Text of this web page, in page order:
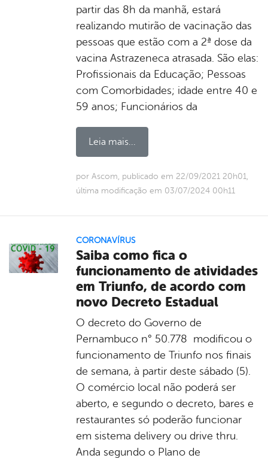
partir das 8h da manhã, estará
realizando mutirão de vacinação das
pessoas que estão com a 2ª dose da
vacina Astrazeneca atrasada. São elas:
Profissionais da Educação; Pessoas
com Comorbidades; idade entre 40 e
59 anos; Funcionários da
Leia mais...
por Ascom, publicado em 22/09/2021 20h01,
última modificação em 03/07/2024 00h11
CORONAVÍRUS
Saiba como fica o
funcionamento de atividades
em Triunfo, de acordo com
novo Decreto Estadual
O decreto do Governo de
Pernambuco n° 50.778 modificou o
funcionamento de Triunfo nos finais
de semana, à partir deste sábado (5).
O comércio local não poderá ser
aberto, e segundo o decreto, bares e
restaurantes só poderão funcionar
em sistema delivery ou drive thru.
Anda segundo o Plano de